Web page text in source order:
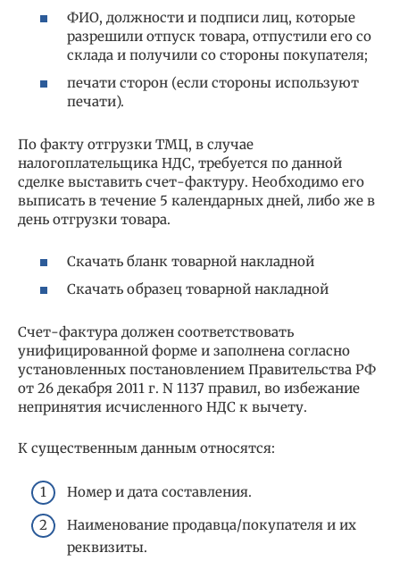
ФИО, должности и подписи лиц, которые
разрешили отпуск товара, отпустили его со
склада и получили со стороны покупателя;
печати сторон (если стороны используют
печати).
По факту отгрузки ТМЦ, в случае
налогоплательщика НДС, требуется по данной
сделке выставить счет-фактуру. Необходимо его
выписать в течение 5 календарных дней, либо же в
день отгрузки товара.
Скачать бланк товарной накладной
Скачать образец товарной накладной
Счет-фактура должен соответствовать
унифицированной форме и заполнена согласно
установленных постановлением Правительства РФ
от 26 декабря 2011 г. N 1137 правил, во избежание
непринятия исчисленного НДС к вычету.
К существенным данным относятся:
Номер и дата составления.
Наименование продавца/покупателя и их
реквизиты.